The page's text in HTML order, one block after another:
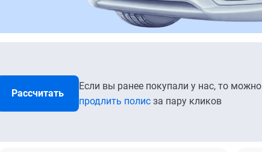
Рассчитать
Если вы ранее покупали у нас, то можно
продлить полис за пару кликов